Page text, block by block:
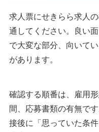
求人票にせきらら求人
通してください。良い
で大変な部分、向いて
があります。
確認する順番は、雇用
間、応募書類の有無で
接後に「思っていた条